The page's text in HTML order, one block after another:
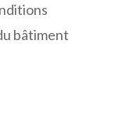
bâtiment